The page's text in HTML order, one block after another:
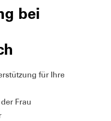
bei
für Ihre
Frau